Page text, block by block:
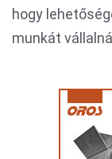
hogy
munkát